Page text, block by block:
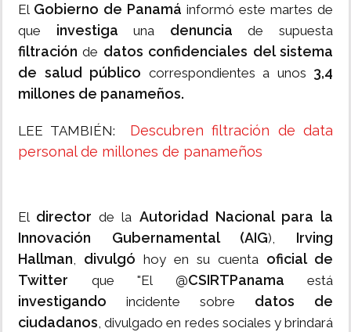
El Gobierno de Panamá informó este martes de
que investiga una denunciade supuesta
filtración de datos confidenciales del sistema
de salud público correspondientes a unos 3,4
millones de panameños.
LEE TAMBIÉN: Descubren filtración de data
personal de millones de panameños
El director de la Autoridad Nacional para la
Innovación Gubernamental (AIG), Irving
Hallman, divulgó hoy en su cuenta oficial de
Twitter que "El @CSIRTPanama está
investigando incidente sobre datos de
ciudadanos, divulgado en redes sociales y brindará